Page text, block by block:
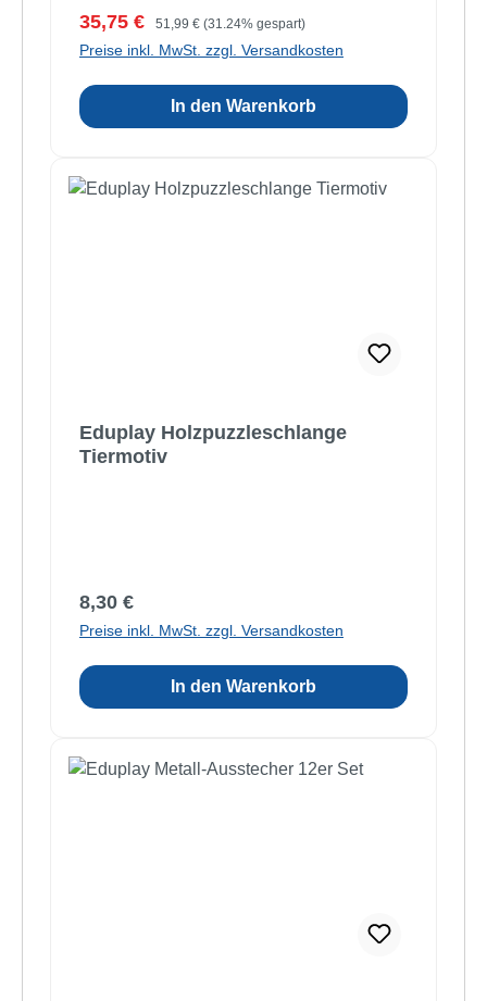
Verkaufspreis:
35,75 € Regulärer Preis:
51,99 € (31.24% gespart)
Preise inkl. MwSt. zzgl. Versandkosten
In den Warenkorb
Eduplay Holzpuzzleschlange
Tiermotiv
Regulärer Preis:
8,30 €
Preise inkl. MwSt. zzgl. Versandkosten
In den Warenkorb